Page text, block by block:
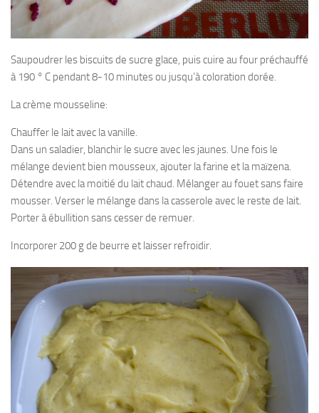
Saupoudrer les biscuits de sucre glace, puis cuire au four préchauffé
à 190 ° C pendant 8-10 minutes ou jusqu’à coloration dorée.
La crème mousseline:
Chauffer le lait avec la vanille.
Dans un saladier, blanchir le sucre avec les jaunes. Une fois le
mélange devient bien mousseux, ajouter la farine et la maïzena.
Détendre avec la moitié du lait chaud. Mélanger au fouet sans faire
mousser. Verser le mélange dans la casserole avec le reste de lait.
Porter à ébullition sans cesser de remuer.
Incorporer 200 g de beurre et laisser refroidir.